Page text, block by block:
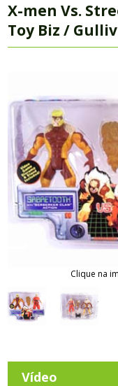
X-men Vs.
Toy Biz /
Clique na
Vídeo